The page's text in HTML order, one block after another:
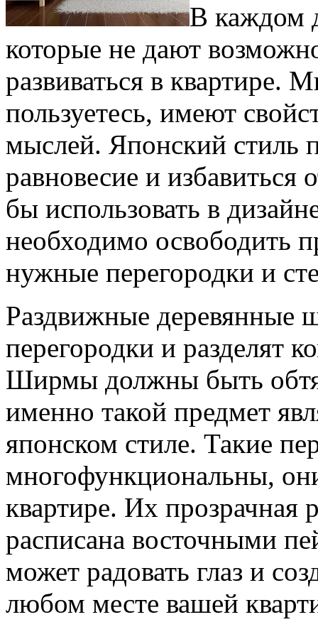
В каждом
которые не дают
развиваться в квартире.
пользуетесь, имеют
мыслей. Японский стиль
равновесие и избавиться
бы использовать в
необходимо освободить
нужные перегородки и
Раздвижные деревянные
перегородки и разделят
Ширмы должны быть
именно такой предмет
японском стиле. Такие
многофункциональны,
квартире. Их прозрачная
расписана восточными
может радовать глаз и
любом месте вашей